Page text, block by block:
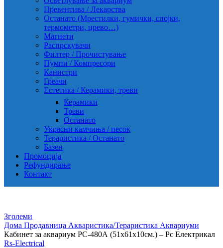
Превентива / Лекарства
Останато (Мрестилки, гумички, спојки,
термометри, црево…)
Магнети
Распрскувачи
Филтер / Прочистување
Пумпи / Компресори
Канистри
Греачи
Естетика / Керамики, треви
Керамики
Треви
Останато
Украсни камчиња / песок
Тераристика / Останато
Базен
Промоција
Рефундирање
Контакт
Зголеми
Дома Продавница Акваристика/Тераристика Аквариуми
Кабинет за аквариум РС-480А (51х61х10см.) – Рс Електрикал
Rs-Electrical